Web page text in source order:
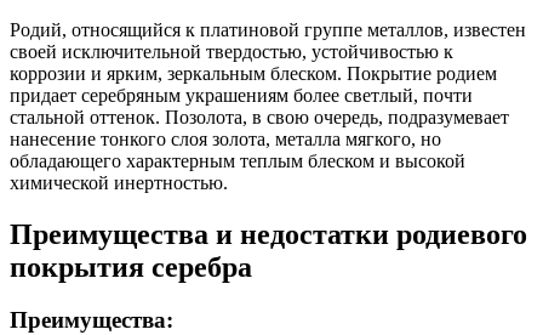
Родий, относящийся к платиновой группе металлов, известен
своей исключительной твердостью, устойчивостью к
коррозии и ярким, зеркальным блеском. Покрытие родием
придает серебряным украшениям более светлый, почти
стальной оттенок. Позолота, в свою очередь, подразумевает
нанесение тонкого слоя золота, металла мягкого, но
обладающего характерным теплым блеском и высокой
химической инертностью.
Преимущества и недостатки родиевого
покрытия серебра
Преимущества: